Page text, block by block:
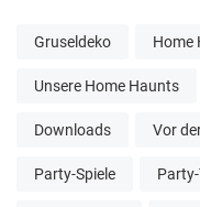
Gruseldeko Home
Unsere Home Haunts
Downloads Vor
Party-Spiele